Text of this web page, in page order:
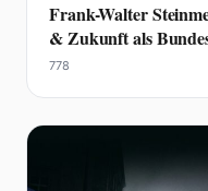
Frank-Walter
& Zukunft als
778